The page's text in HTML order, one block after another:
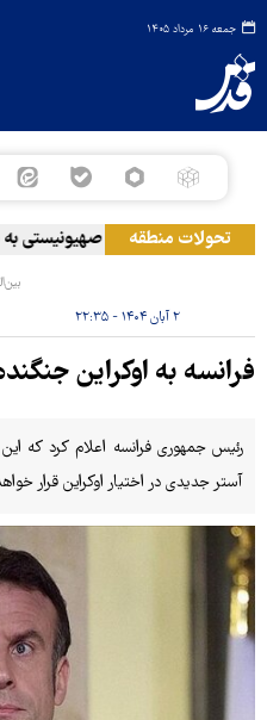
جمعه ۱۶ مرداد ۱۴۰۵
تحولات منطقه
حمله رژیم صهیونیستی به
۲ آبان ۱۴۰۴ - ۲۲:۳۵
فرانسه به اوکراین
رئیس جمهوری فرانسه اعلام کرد که
آستر جدیدی در اختیار اوکراین قرار